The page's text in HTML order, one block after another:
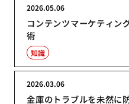
コンテンツマーケティン
術
2026.05.06
知識
金庫のトラブルを未然に
2026.03.06